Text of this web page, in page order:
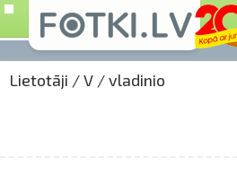
Lietotāji /V /vladinio